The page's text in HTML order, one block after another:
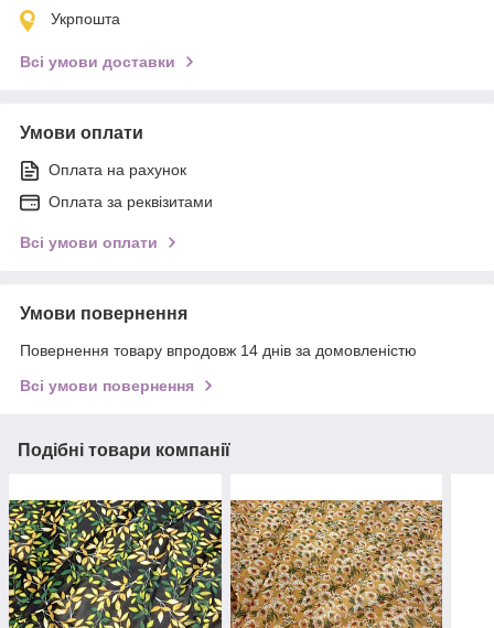
Укрпошта
Всі умови доставки
Умови оплати
Оплата на рахунок
Оплата за реквізитами
Всі умови оплати
Умови повернення
Повернення товару впродовж 14 днів за домовленістю
Всі умови повернення
Подібні товари компанії